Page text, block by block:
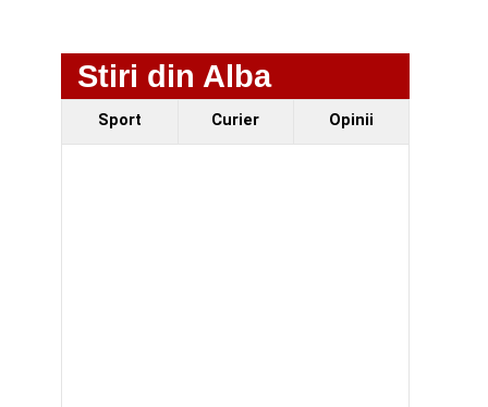
Stiri din Alba
Sport Curier Opinii